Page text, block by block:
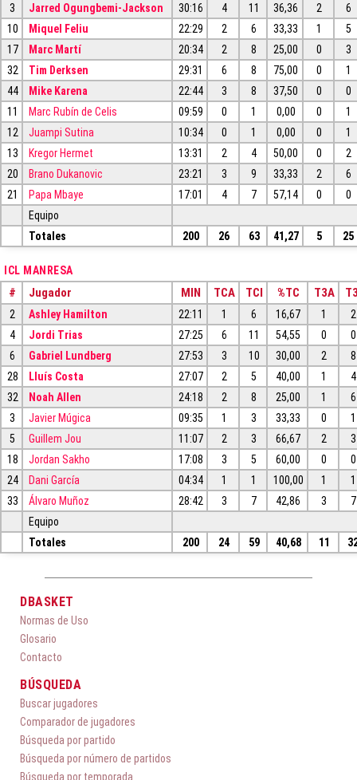
3 Jarred Ogungbemi-Jackson 30:16 4 11 36,36 2
6
10
Miquel Feliu 22:29 2 6 33,33 1
5
17
Marc Martí 20:34 2 8 25,00 0
3
32
Tim Derksen 29:31 6 8 75,00 0
1
44
Mike Karena 22:44 3 8 37,50 0
0
11
Marc Rubín de Celis 09:59 0 1 0,00 0
1
12
Juampi Sutina 10:34 0 1 0,00 0
1
13
Kregor Hermet 13:31 2 4 50,00 0
2
20
Brano Dukanovic 23:21 3 9 33,33 2
6
21
Papa Mbaye 17:01 4 7 57,14 0
0
Equipo
Totales
200 26 63 41,27 5 25
ICL MANRESA
# Jugador MIN TCA TCI %TC T3A
2 Ashley Hamilton 22:11 1 6 16,67 1
2
4
Jordi Trias 27:25 6 11 54,55 0
0
6
Gabriel Lundberg 27:53 3 10 30,00 2
8
28
Lluís Costa 27:07 2 5 40,00 1
4
32
Noah Allen 24:18 2 8 25,00 1
6
3
Javier Múgica 09:35 1 3 33,33 0
1
5
Guillem Jou 11:07 2 3 66,67 2
3
18
Jordan Sakho 17:08 3 5 60,00 0
0
24
Dani García 04:34 1 1 100,00 1
1
33
Álvaro Muñoz 28:42 3 7 42,86 3
7
Equipo
Totales
200 24 59 40,68 11
DBASKET
Normas de Uso
Glosario
Contacto
BÚSQUEDA
Buscar jugadores
Comparador de jugadores
Búsqueda por partido
Búsqueda por número de partidos
Búsqueda por temporada